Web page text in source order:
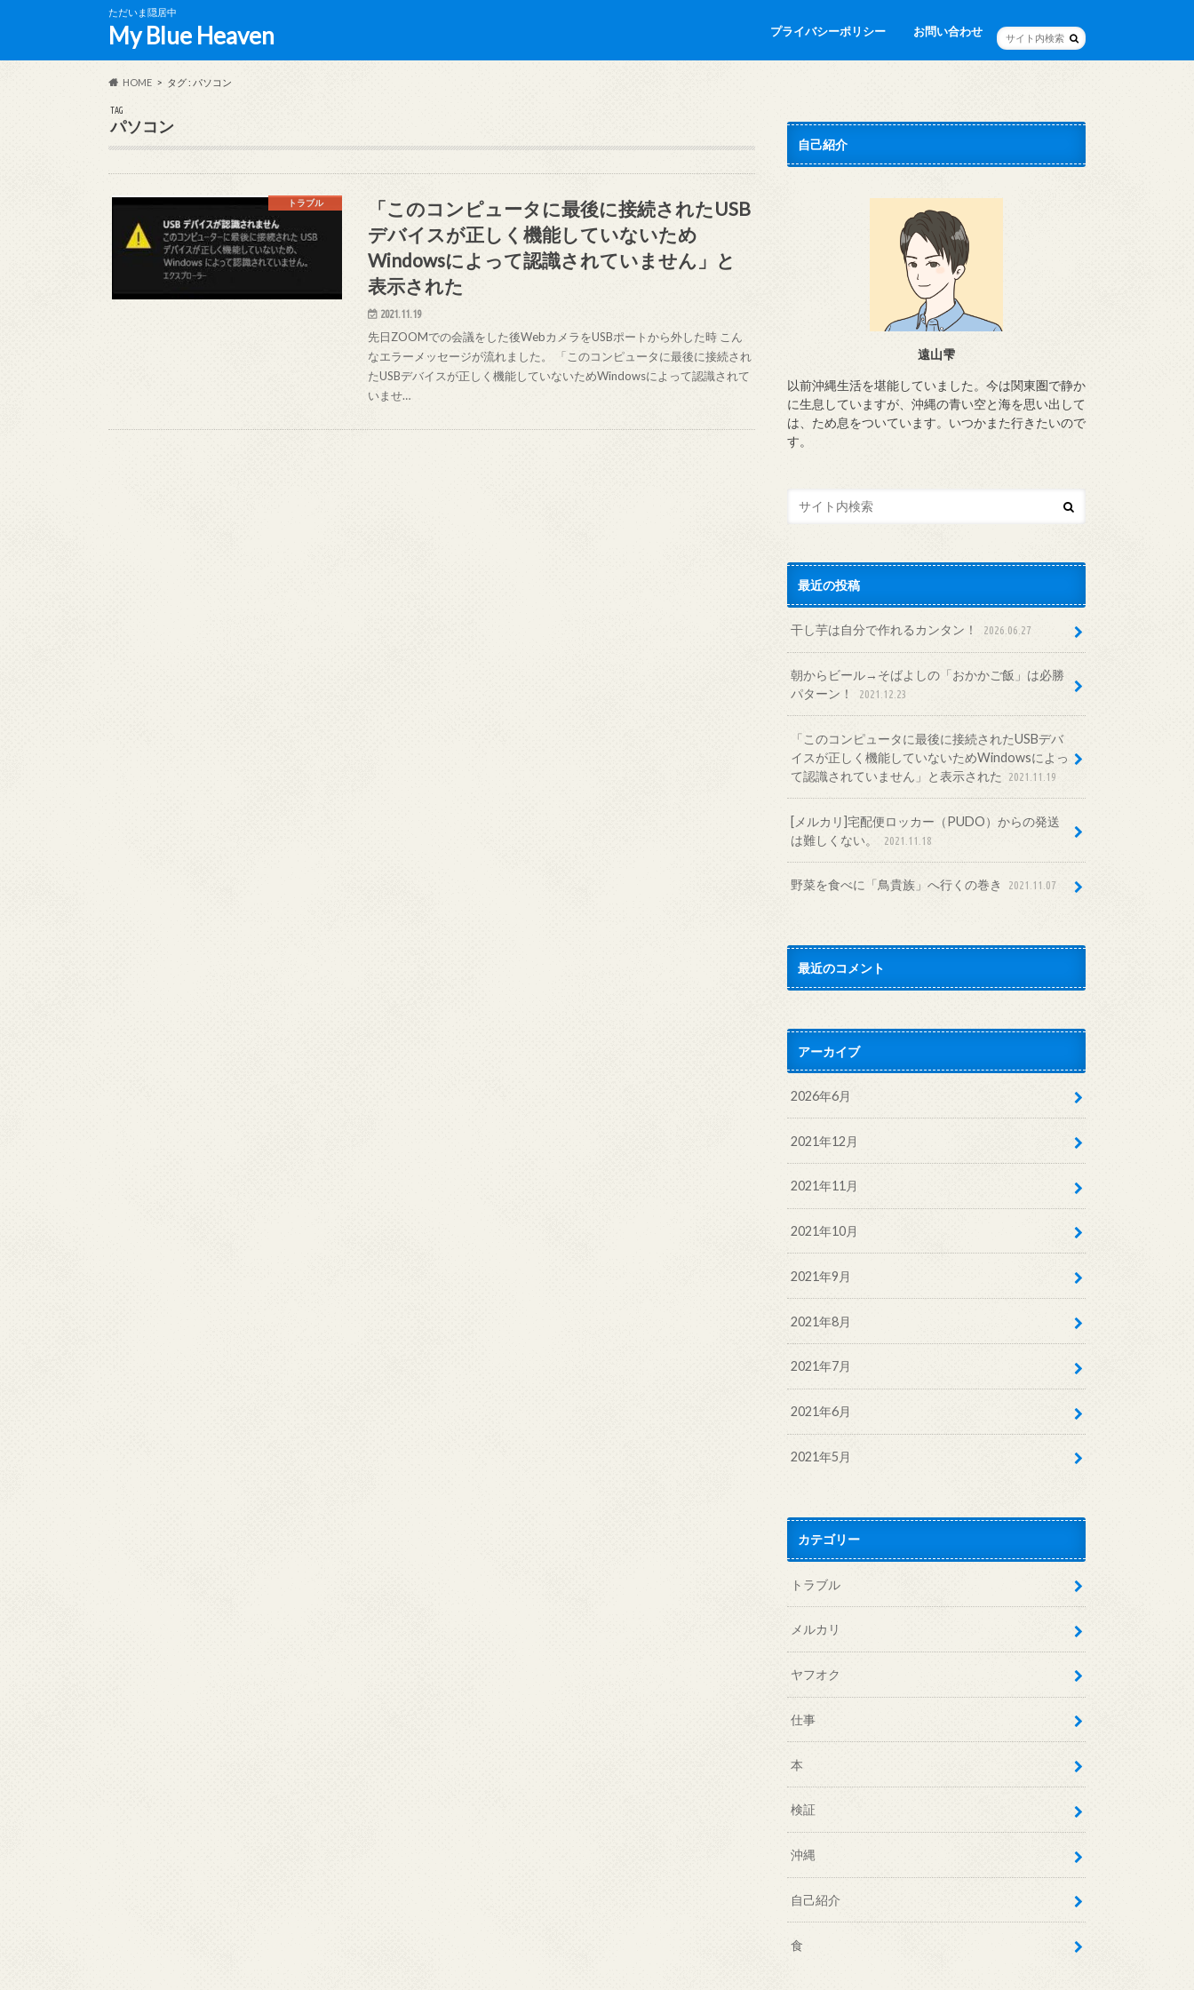
ただいま隠居中
My Blue Heaven プライバシーポリシー お問い合わせ
HOME タグ : パソコン
TAG
パソコン
トラブル
「このコンピュータに最後に接続されたUSB
デバイスが正しく機能していないため
Windowsによって認識されていません」と
表示された
2021.11.19
先日ZOOMでの会議をした後WebカメラをUSBポートから外した時 こん
なエラーメッセージが流れました。 「このコンピュータに最後に接続され
たUSBデバイスが正しく機能していないためWindowsによって認識されて
いませ…
自己紹介
遠山雫
以前沖縄生活を堪能していました。今は関東圏で静か
に生息していますが、沖縄の青い空と海を思い出して
は、ため息をついています。いつかまた行きたいので
す。
最近の投稿
干し芋は自分で作れるカンタン！ 2026.06.27
朝からビール→そばよしの「おかかご飯」は必勝
パターン！
2021.12.23
「このコンピュータに最後に接続されたUSBデバ
イスが正しく機能していないためWindowsによっ
て認識されていません」と表示された
2021.11.19
[メルカリ]宅配便ロッカー（PUDO）からの発送
は難しくない。
2021.11.18
野菜を食べに「鳥貴族」へ行くの巻き 2021.11.07
最近のコメント
アーカイブ
2026年6月
2021年12月
2021年11月
2021年10月
2021年9月
2021年8月
2021年7月
2021年6月
2021年5月
カテゴリー
トラブル
メルカリ
ヤフオク
仕事
本
検証
沖縄
自己紹介
食